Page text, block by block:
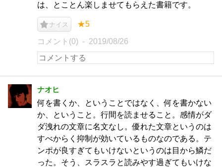
は、とことん楽しませてもらえた書籍です。
ナイス ★5
コメント(0) 2019/08/26
ナオヒ
何を書くか、ということではなく、何を書かない
か、ということ。行間を読ませること。感情がダ
ダ洩れの文章に名文なし。優れた文章というのは
すべからく抑制が効いているものなのである。テ
ンポが良すぎてもいけないというのは目から鱗だ
った。そう、スラスラと読みやす過ぎてもいけな